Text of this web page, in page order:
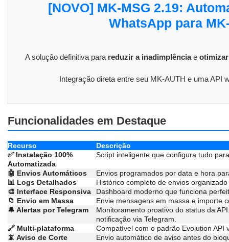
[NOVO] MK-MSG 2.19:
WhatsApp para
A solução definitiva para reduzir a inadimplênciae
Integração direta entre seu MK-AUTH e uma API
Funcionalidades em Destaque
Recurso
Descrição
✅ Instalação 100%
Automatizada
Script inteligente que configura tudo
🤖 Envios Automáticos
Envios programados por data e hora
📊 Logs Detalhados
Histórico completo de envios
🎨 Interface Responsiva
Dashboard moderno que funciona
📁 Envio em Massa
Envie mensagens em massa e importe
🔔 Alertas por Telegram
Monitoramento proativo do status da
notificação via Telegram.
🔗 Multi-plataforma
Compatível com o padrão Evolution API
📵 Aviso de Corte
Envio automático de aviso antes do